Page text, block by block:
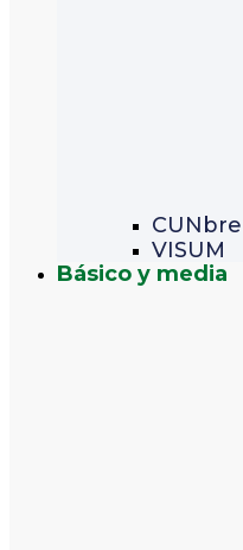
CUNbre
VISUM
Básico y media